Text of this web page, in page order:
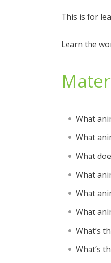
This is for
Learn the
What
What
What
What
What
What
What’s
What’s